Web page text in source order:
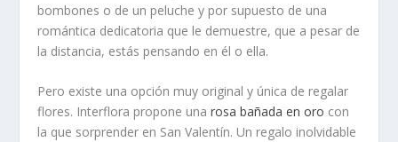
bombones o de un peluche y por supuesto de una
romántica dedicatoria que le demuestre, que a pesar de
la distancia, estás pensando en él o ella.
Pero existe una opción muy original y única de regalar
flores. Interflora propone unarosa bañada en oro con
la que sorprender en San Valentín. Un regalo inolvidable